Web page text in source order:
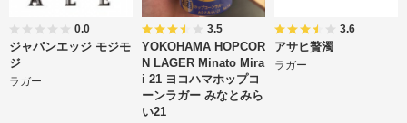
0.0
ジャパンエッジ モジモ
ジ
ラガー
3.5
YOKOHAMA HOPCOR
N LAGER Minato Mira
i 21 ヨコハマホップコ
ーンラガー みなとみら
い21
3.6
アサヒ贅濁
ラガー